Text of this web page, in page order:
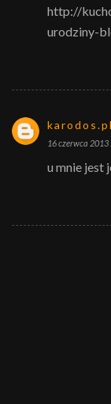
http://
urodziny-
karodos.pl
16 czerwca 2013
u mnie jest